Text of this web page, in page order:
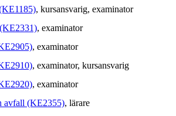
, kursansvarig, examinator
, examinator
, examinator
, examinator, kursansvarig
, examinator
avfall (KE2355), lärare